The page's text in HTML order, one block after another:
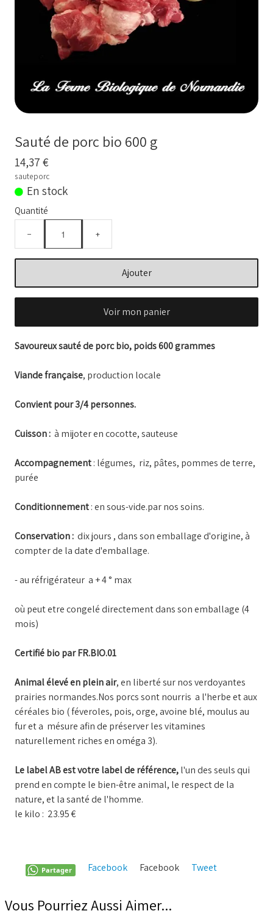
CUISSON RAPIDE▼
BARBECUE BRASERO
TRIPERIE
CHARCUTERIE BIO
BOUILLONS D'OS et OS BIO
Comment commander
Nos VIDEOS
NOTRE FERME
Conseils temps de cuisson
Marché frais Livré à la maison
Sauté de porc bio 600 g
14,37 €
sauteporc
En stock
Quantité
− +
Ajouter
Voir mon panier
Savoureux sauté de porc bio, poids 600 grammes
Viande française, production locale
Convient pour 3/4 personnes.
Cuisson : à mijoter en cocotte, sauteuse
Accompagnement: légumes, riz, pâtes, pommes de terre,
purée
Conditionnement: en sous-vide.par nos soins.
Conservation : dix jours , dans son emballage d'origine, à
compter de la date d'emballage.
- au réfrigérateur a + 4 ° max
où peut etre congelé directement dans son emballage (4
mois)
Certifié bio par FR.BIO.01
Animal élevé en plein air, en liberté sur nos verdoyantes
prairies normandes.Nos porcs sont nourris a l'herbe et aux
céréales bio ( féveroles, pois, orge, avoine blé, moulus au
fur et a mésure afin de préserver les vitamines
naturellement riches en oméga 3).
Le label AB est votre label de référence,l'un des seuls qui
prend en compte le bien-être animal, le respect de la
nature, et la santé de l'homme.
le kilo : 23.95 €
Tweet
Facebook
Facebook
Partager
Vous Pourriez Aussi Aimer...